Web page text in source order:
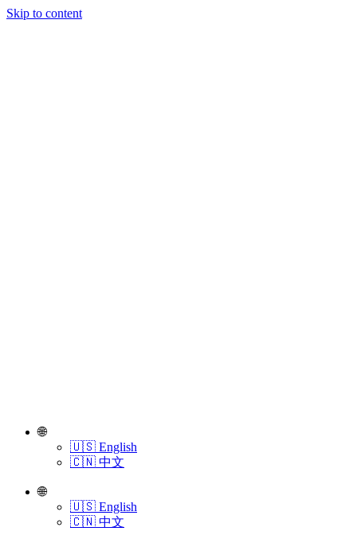
Skip to content
🌐
🇺🇸 English
🇨🇳 中文
🌐
🇺🇸 English
🇨🇳 中文